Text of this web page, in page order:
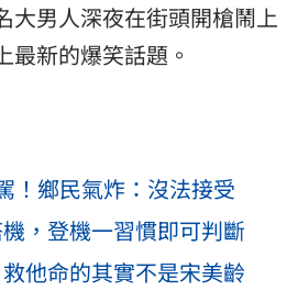
大男人深夜在街頭開槍鬧上
最新的爆笑話題。
！鄉民氣炸：沒法接受
，登機一習慣即可判斷
他命的其實不是宋美齡